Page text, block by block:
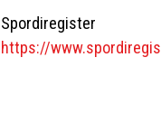
Spordiregister
https://